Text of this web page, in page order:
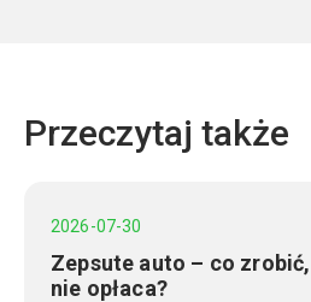
Przeczytaj także
2026-07-30
Zepsute auto – co
nie opłaca?